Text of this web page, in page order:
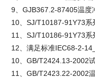
9、GJB367.2-87405温度
10、SJ/T10187-91Y73
11、SJ/T10186-91Y73
12、满足标准IEC68-2-
10、GB/T2424.13-2002
11、GB/T2423.22-2002